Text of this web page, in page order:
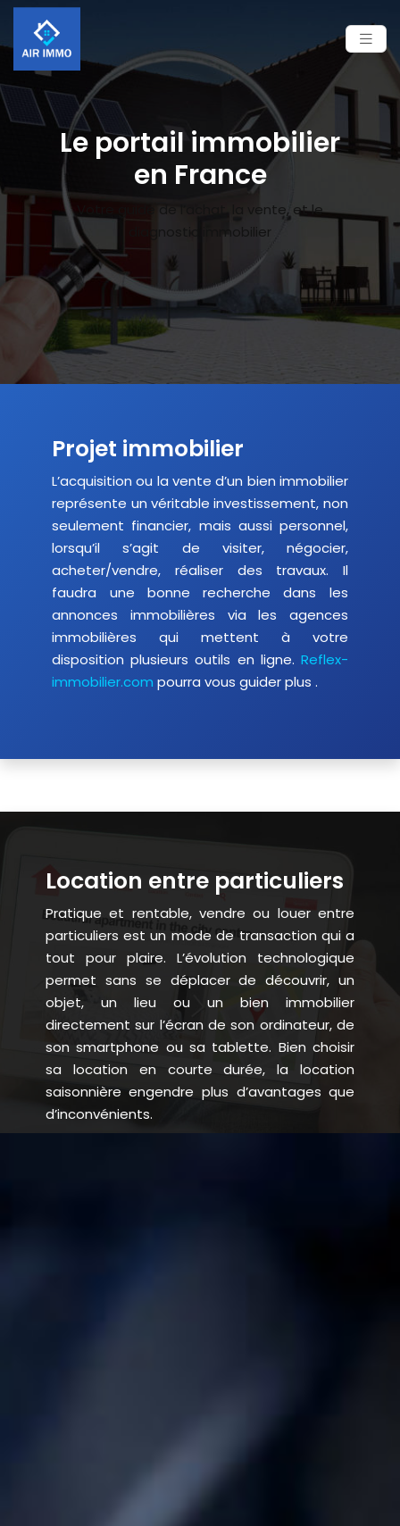
Le portail immobilier
en France
Votre guide de l’achat, la vente, et le
diagnostic immobilier
Projet immobilier
L’acquisition ou la vente d’un bien immobilier
représente un véritable investissement, non
seulement financier, mais aussi personnel,
lorsqu’il s’agit de visiter, négocier,
acheter/vendre, réaliser des travaux. Il
faudra une bonne recherche dans les
annonces immobilières via les agences
immobilières qui mettent à votre
disposition plusieurs outils en ligne. Reflex-
immobilier.com pourra vous guider plus .
Location entre particuliers
Pratique et rentable, vendre ou louer entre
particuliers est un mode de transaction qui a
tout pour plaire. L’évolution technologique
permet sans se déplacer de découvrir, un
objet, un lieu ou un bien immobilier
directement sur l’écran de son ordinateur, de
son smartphone ou sa tablette. Bien choisir
sa location en courte durée, la location
saisonnière engendre plus d’avantages que
d’inconvénients.